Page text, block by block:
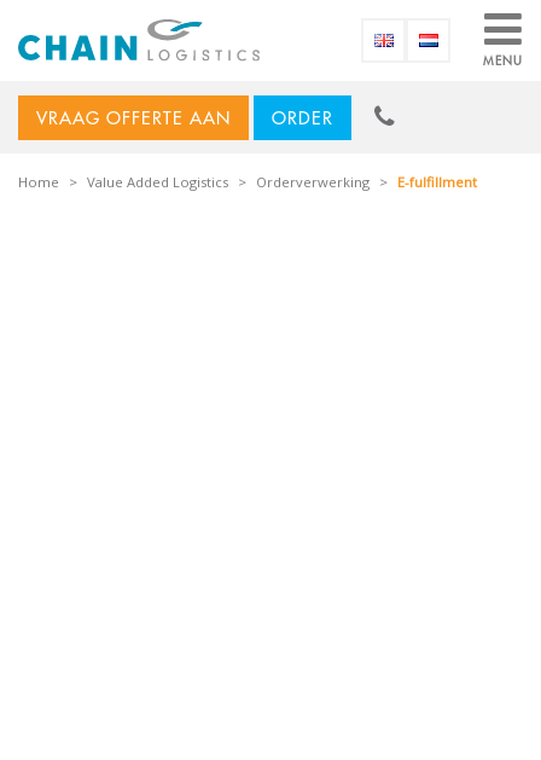
MENU
VRAAG OFFERTE AAN ORDER
Home > Value Added Logistics > Orderverwerking > E-fulfillment